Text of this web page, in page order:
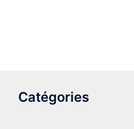
Catégories